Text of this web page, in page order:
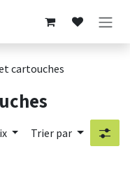
cartouches
Trier par